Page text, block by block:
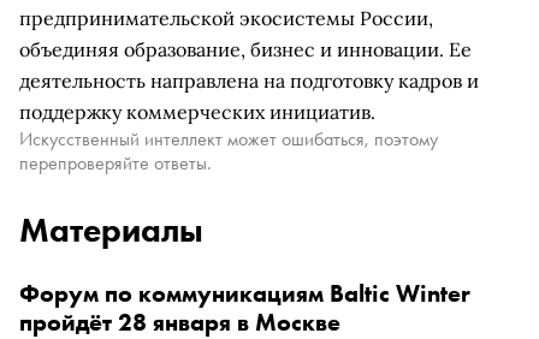
предпринимательской экосистемы России,
объединяя образование, бизнес и инновации. Ее
деятельность направлена на подготовку кадров и
поддержку коммерческих инициатив.
Искусственный интеллект может ошибаться, поэтому
перепроверяйте ответы.
Материалы
Форум по коммуникациям Baltic Winter
пройдёт 28 января в Москве